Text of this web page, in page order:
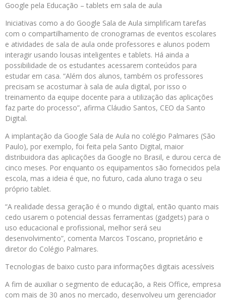
Google pela Educação – tablets em sala de aula
Iniciativas como a do Google Sala de Aula simplificam tarefas
com o compartilhamento de cronogramas de eventos escolares
e atividades de sala de aula onde professores e alunos podem
interagir usando lousas inteligentes e tablets. Há ainda a
possibilidade de os estudantes acessarem conteúdos para
estudar em casa. “Além dos alunos, também os professores
precisam se acostumar à sala de aula digital, por isso o
treinamento da equipe docente para a utilização das aplicações
faz parte do processo”, afirma Cláudio Santos, CEO da Santo
Digital.
A implantação da Google Sala de Aula no colégio Palmares (São
Paulo), por exemplo, foi feita pela Santo Digital, maior
distribuidora das aplicações da Google no Brasil, e durou cerca de
cinco meses. Por enquanto os equipamentos são fornecidos pela
escola, mas a ideia é que, no futuro, cada aluno traga o seu
próprio tablet.
“A realidade dessa geração é o mundo digital, então quanto mais
cedo usarem o potencial dessas ferramentas (gadgets) para o
uso educacional e profissional, melhor será seu
desenvolvimento”, comenta Marcos Toscano, proprietário e
diretor do Colégio Palmares.
Tecnologias de baixo custo para informações digitais acessíveis
A fim de auxiliar o segmento de educação, a Reis Office, empresa
com mais de 30 anos no mercado, desenvolveu um gerenciador